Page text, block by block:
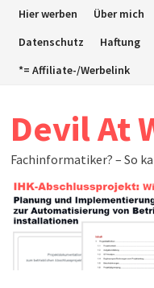
ZumHier werben Über mich
Datenschutz
Haftung
*= Affiliate-/Werbelink
Devil At
Fachinformatiker? – So